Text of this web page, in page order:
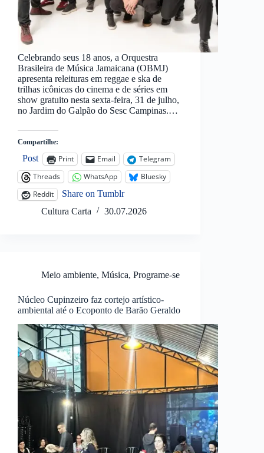
Celebrando seus 18 anos, a Orquestra
Brasileira de Música Jamaicana (OBMJ)
apresenta releituras em reggae e ska de
trilhas icônicas do cinema e de séries em
show gratuito nesta sexta-feira, 31 de julho,
no Jardim do Galpão do Sesc Campinas.…
Compartilhe:
Post Print Email
Telegram
Threads
WhatsApp
Bluesky
Reddit
Share on Tumblr
Cultura Carta
30.07.2026
Meio ambiente, Música, Programe-se
Núcleo Cupinzeiro faz cortejo artístico-
ambiental até o Ecoponto de Barão Geraldo